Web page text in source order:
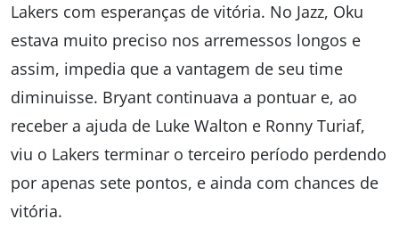
Lakers com esperanças de vitória. No Jazz, Oku
estava muito preciso nos arremessos longos e
assim, impedia que a vantagem de seu time
diminuisse. Bryant continuava a pontuar e, ao
receber a ajuda de Luke Walton e Ronny Turiaf,
viu o Lakers terminar o terceiro período perdendo
por apenas sete pontos, e ainda com chances de
vitória.